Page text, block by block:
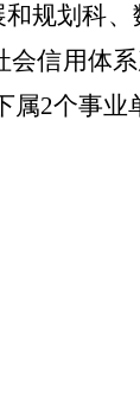
和规划科
信用体
属2个事业